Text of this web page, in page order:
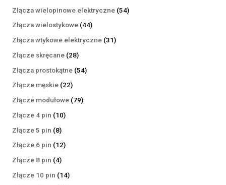
produktów
Złącza wielopinowe elektryczne 5454
Złącza wielostykowe 4444
produkty
Złącza wtykowe elektryczne 3131
Złącze skręcane 2828
produktów
Złącza prostokątne 5454
Złącze męskie 2222
produkty
Złącze modułowe 7979
Złącze 4 pin 1010
Złącze 5 pin 88
produktów
Złącze 6 pin 1212
Złącze 8 pin 44
produkty
Złącze 10 pin 1414